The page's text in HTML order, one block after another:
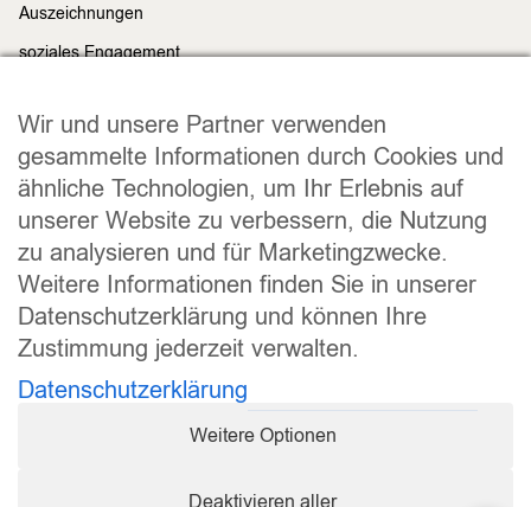
Auszeichnungen
soziales Engagement
Rechtliches
Impressum
Datenschutz
Widerrufsrecht
Allgemeine Geschäftsbedingungen
Versand und Lieferung
Zahlungsweisen
Barrierefreiheitserklärung
Wir und unsere Partner verwenden
gesammelte Informationen durch Cookies und
ähnliche Technologien, um Ihr Erlebnis auf
unserer Website zu verbessern, die Nutzung
zu analysieren und für Marketingzwecke.
Weitere Informationen finden Sie in unserer
Datenschutzerklärung und können Ihre
Zustimmung jederzeit verwalten.
Datenschutzerklärung
Weitere Optionen